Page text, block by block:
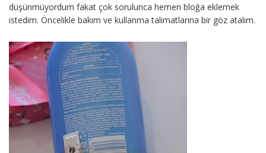
düşünmüyordum fakat çok sorulunca hemen bloğa eklemek
istedim. Öncelikle bakım ve kullanma talimatlarına bir göz atalım.